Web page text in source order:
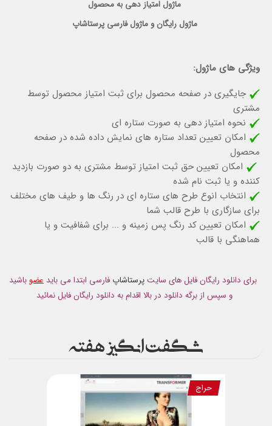
ماژول امتیاز دهی به محصول
ماژول رایگان و ماژول فارسی پرستاشاپ
ویژگی های ماژول:
جایگیری در صفحه محصول برای ثبت امتیاز محصول توسط
مشتری
نحوه امتیاز دهی به صورت ستاره ای
امکان تعیین تعداد ستاره های نمایش داده شده در صفحه
محصول
امکان تعیین حق ثبت امتیاز توسط مشتری به دو صورت بازدید
کننده و یا ثبت نام شده
انتخاب انوع طرح های ستاره ای در رنگ ها و طیف های مختلف
برای سازگاری با طرح قالب شما
امکان تعیین کد رنگ پس زمینه و ... برای شفافیت و یا
هماهنگی با قالب
برای دانلود رایگان فایل های سایتپرستاشاپ فارسی ابتدا می باید عضوباشید
و سپس از برگه دانلود در بالا اقدام به دانلود رایگان فایل نمائید
شگفت انگیز هفته
حراج